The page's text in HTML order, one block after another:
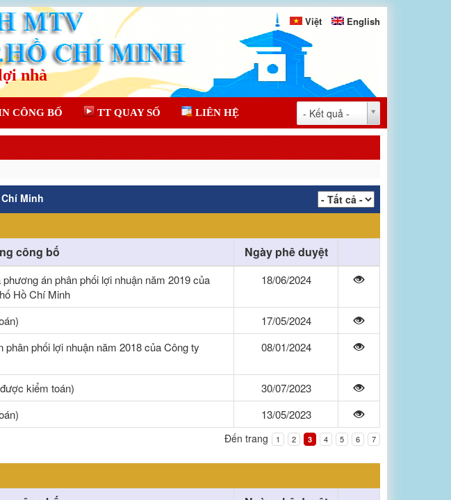
Việt English
CÔNG BỐ TT QUAY SỐ LIÊN HỆ - Kết quả -
Minh
công bố Ngày phê duyệt
án phân phối lợi nhuận năm 2019 của
Hồ Chí Minh
18/06/2024
17/05/2024
phối lợi nhuận năm 2018 của Công ty
08/01/2024
kiểm toán)
30/07/2023
13/05/2023
Đến trang 1 2 3 4 5 6 7